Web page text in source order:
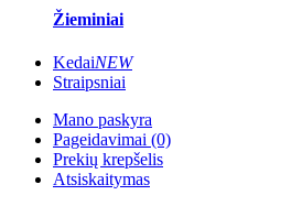
Žieminiai
KedaiNEW
Straipsniai
Mano paskyra
Pageidavimai (0)
Prekių krepšelis
Atsiskaitymas